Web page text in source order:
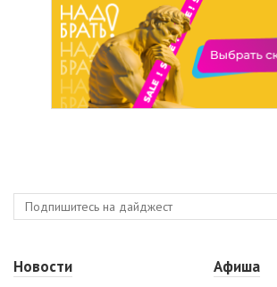
Новости
Афиша